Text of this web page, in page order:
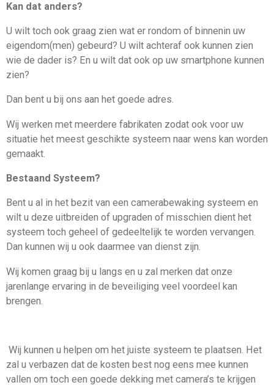
Kan dat anders?
U wilt toch ook graag zien wat er rondom of binnenin uw
eigendom(men) gebeurd? U wilt achteraf ook kunnen zien
wie de dader is? En u wilt dat ook op uw smartphone kunnen
zien?
Dan bent u bij ons aan het goede adres.
Wij werken met meerdere fabrikaten zodat ook voor uw
situatie het meest geschikte systeem naar wens kan worden
gemaakt.
Bestaand Systeem?
Bent u al in het bezit van een camerabewaking systeem en
wilt u deze uitbreiden of upgraden of misschien dient het
systeem toch geheel of gedeeltelijk te worden vervangen.
Dan kunnen wij u ook daarmee van dienst zijn.
Wij komen graag bij u langs en u zal merken dat onze
jarenlange ervaring in de beveiliging veel voordeel kan
brengen.
Wij kunnen u helpen om het juiste systeem te plaatsen. Het
zal u verbazen dat de kosten best nog eens mee kunnen
vallen om toch een goede dekking met camera’s te krijgen